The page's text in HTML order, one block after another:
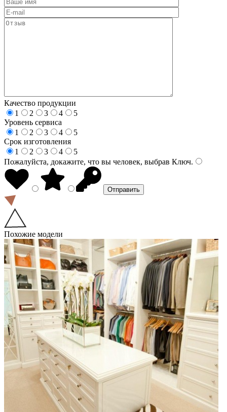
Качество продукции
1
2 3 4
5
Уровень сервиса
1
2 3 4
5
Срок изготовления
1
2 3 4
5
Пожалуйста, докажите, что вы человек, выбрав Ключ.
Похожие модели